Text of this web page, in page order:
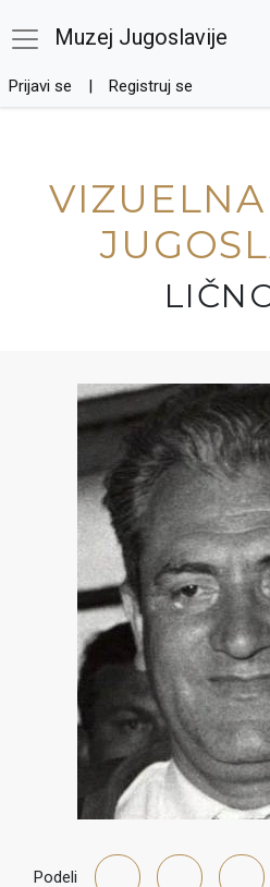
Muzej Jugoslavije
Prijavi se Registruj se
Podeli